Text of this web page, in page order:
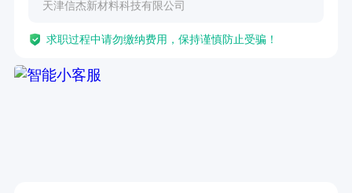
3. 具备基本的设备操作和安全意识。
天津信杰新材料科技有限公司
求职过程中请勿缴纳费用，保持谨慎防止受骗！